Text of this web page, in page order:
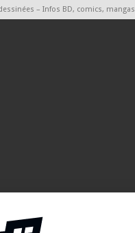
– Infos BD, comics,